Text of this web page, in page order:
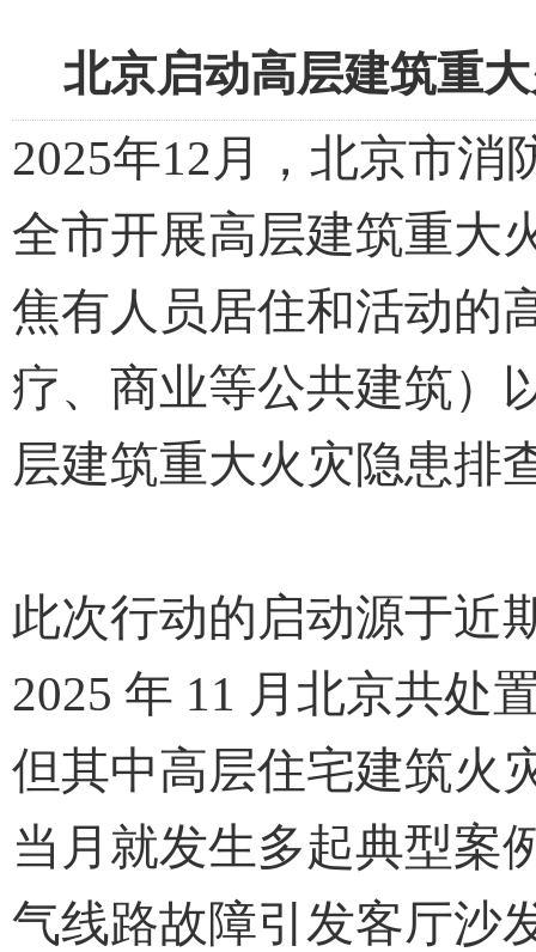
北京启动高层建筑重
2025年12月，北京市消
全市开展高层建筑重大
焦有人员居住和活动的
疗、商业等公共建筑）
层建筑重大火灾隐患排
此次行动的启动源于近
2025 年 11 月北京共处
但其中高层住宅建筑火
当月就发生多起典型案
气线路故障引发客厅沙